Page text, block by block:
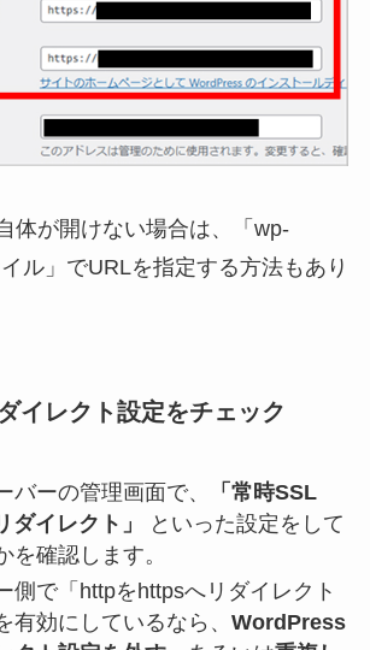
体が開けない場合は、「wp-
ル」でURLを指定する方法もあり
イレクト設定をチェック
バーの管理画面で、
「常時SSL
ダイレクト」
といった設定をして
を確認します。
側で「httpをhttpsへリダイレクト
有効にしているなら、 WordPress